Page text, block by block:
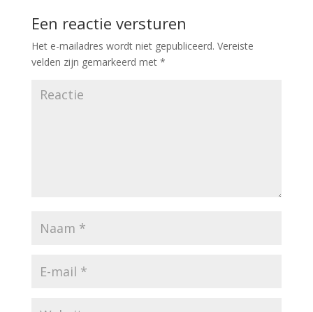
Een reactie versturen
Het e-mailadres wordt niet gepubliceerd. Vereiste
velden zijn gemarkeerd met *